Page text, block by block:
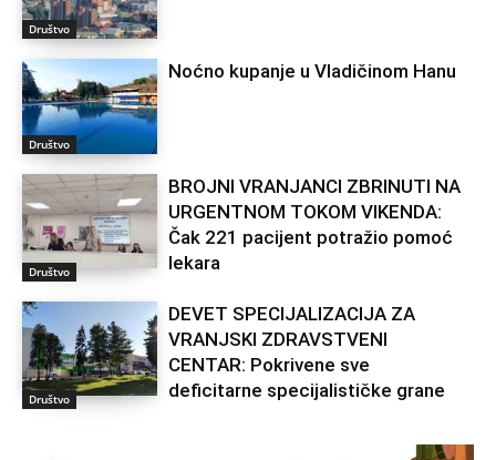
Društvo
Društvo
Noćno kupanje u Vladičinom Hanu
Društvo
BROJNI VRANJANCI ZBRINUTI NA
URGENTNOM TOKOM VIKENDA:
Čak 221 pacijent potražio pomoć
lekara
Društvo
DEVET SPECIJALIZACIJA ZA
VRANJSKI ZDRAVSTVENI
CENTAR: Pokrivene sve
deficitarne specijalističke grane